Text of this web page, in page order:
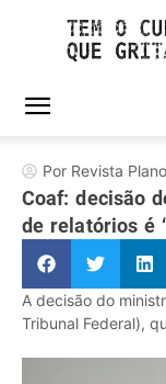
Por Revista
Coaf: decisão
de relatórios é
A decisão do
Tribunal Federal),